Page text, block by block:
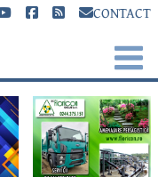
CONTACT